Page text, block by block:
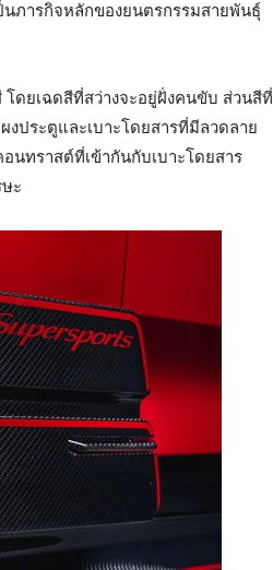
ภารกิจหลักของยนตรกรรมสายพันธุ์
ดยเฉดสีที่สว่างจะอยู่ฝั่งคนขับ ส่วนสีที่
ประตูและเบาะโดยสารที่มีลวดลาย
นทราสต์ที่เข้ากันกับเบาะโดยสาร
ะ